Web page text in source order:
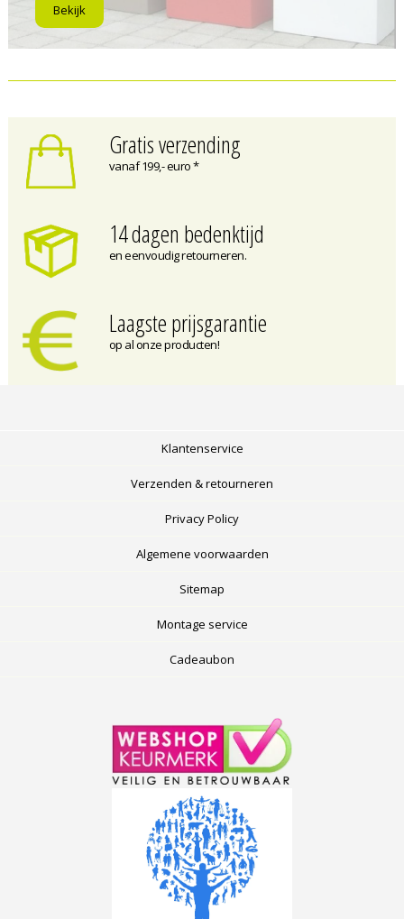
Bekijk
Gratis verzending
vanaf 199,- euro *
14 dagen bedenktijd
en eenvoudig retourneren.
Laagste prijsgarantie
op al onze producten!
Klantenservice
Verzenden & retourneren
Privacy Policy
Algemene voorwaarden
Sitemap
Montage service
Cadeaubon